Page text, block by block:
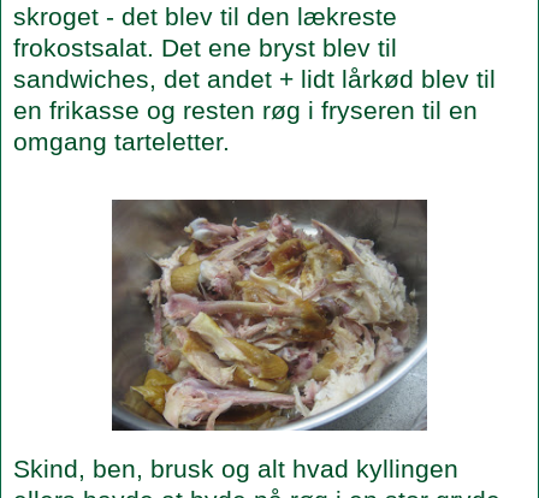
skroget - det blev til den lækreste
frokostsalat. Det ene bryst blev til
sandwiches, det andet + lidt lårkød blev til
en frikasse og resten røg i fryseren til en
omgang tarteletter.
Skind, ben, brusk og alt hvad kyllingen